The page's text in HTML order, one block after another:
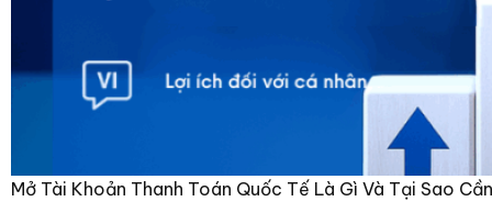
Mở Tài Khoản Thanh Toán Quốc Tế Là Gì Và Tại Sao